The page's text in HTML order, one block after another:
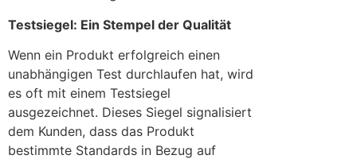
Testsiegel: Ein Stempel der Qualität
Wenn ein Produkt erfolgreich einen
unabhängigen Test durchlaufen hat, wird
es oft mit einem Testsiegel
ausgezeichnet. Dieses Siegel signalisiert
dem Kunden, dass das Produkt
bestimmte Standards in Bezug auf